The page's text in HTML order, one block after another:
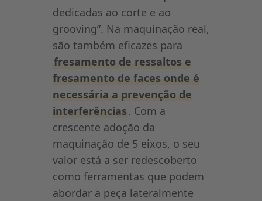
dedicadas ao corte e ao
grooving”. Na maquinação real,
são também eficazes para
fresamento de ressaltos e
fresamento de faces onde é
necessária a prevenção de
interferências. Com a
crescente adoção da
maquinação de 5 eixos, o seu
valor está a ser redescoberto
como ferramentas que podem
abordar a peça lateralmente